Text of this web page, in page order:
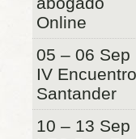
Online
05 – 06 Sep
IV
Santander
10 – 13 Sep